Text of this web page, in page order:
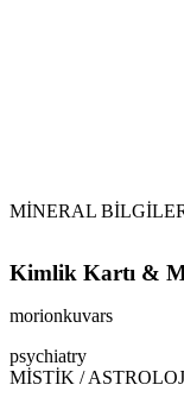
MİNERAL
Kimlik Kartı &
morionkuvars
psychiatry
MİSTİK /